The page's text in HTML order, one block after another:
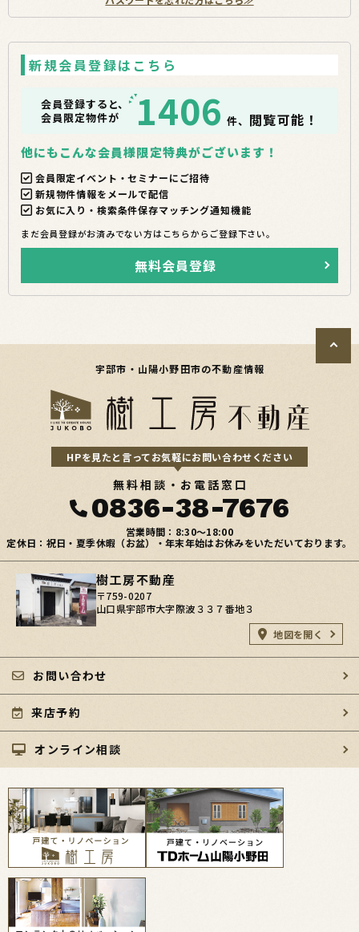
新規会員登録はこちら
会員登録すると、
会員限定物件が
1406 件、 閲覧可能！
他にもこんな会員様限定特典がございます！
会員限定イベント・セミナーにご招待
新規物件情報をメールで配信
お気に入り・検索条件保存マッチング通知機能
まだ会員登録がお済みでない方はこちらからご登録下さい。
無料会員登録
宇部市・山陽小野田市の不動産情報
HPを見たと言ってお気軽にお問い合わせください
無料相談・お電話窓口
0836-38-7676
営業時間：8:30〜18:00
定休日：祝日・夏季休暇（お盆）・年末年始はお休みをいただいております。
樹工房不動産
〒759-0207
山口県宇部市大字際波３３７番地３
地図を開く
お問い合わせ
来店予約
オンライン相談